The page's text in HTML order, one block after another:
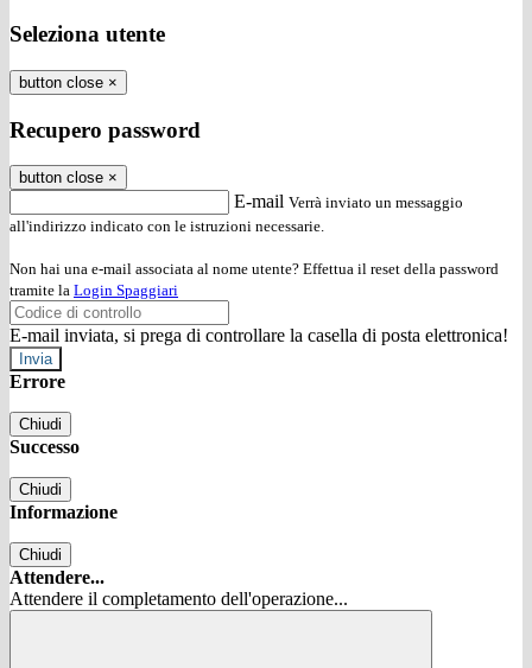
Seleziona utente
button close ×
Recupero password
button close ×
E-mail Verrà inviato un messaggio
all'indirizzo indicato con le istruzioni necessarie.
Non hai una e-mail associata al nome utente? Effettua il reset della password
tramite la Login Spaggiari
E-mail inviata, si prega di controllare la casella di posta elettronica!
Errore
Chiudi
Successo
Chiudi
Informazione
Chiudi
Attendere...
Attendere il completamento dell'operazione...